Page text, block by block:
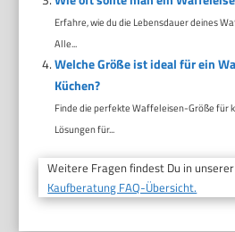
Erfahre, wie du die Lebensdauer deines
Alle...
Welche Größe ist ideal für ein
Küchen?
Finde die perfekte Waffeleisen-Größe für
Lösungen für...
Weitere Fragen findest Du in
Kaufberatung FAQ-Übersicht.